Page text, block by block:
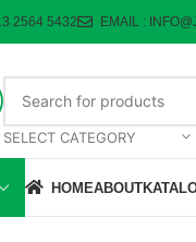
2564 5432 EMAIL :
SELECT CATEGORY
HOMEABOUT